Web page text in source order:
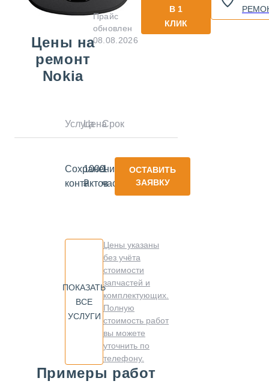
В 1
КЛИК
Цены на
ремонт
Nokia
Прайс
обновлен
08.08.2026
УслугаЦенаСрок
Сохранение
контактов
1000
₽
1
час
ОСТАВИТЬ
ЗАЯВКУ
ПОКАЗАТЬ
ВСЕ
УСЛУГИ
Цены указаны
без учёта
стоимости
запчастей и
комплектующих.
Полную
стоимость работ
вы можете
уточнить по
телефону.
Примеры работ